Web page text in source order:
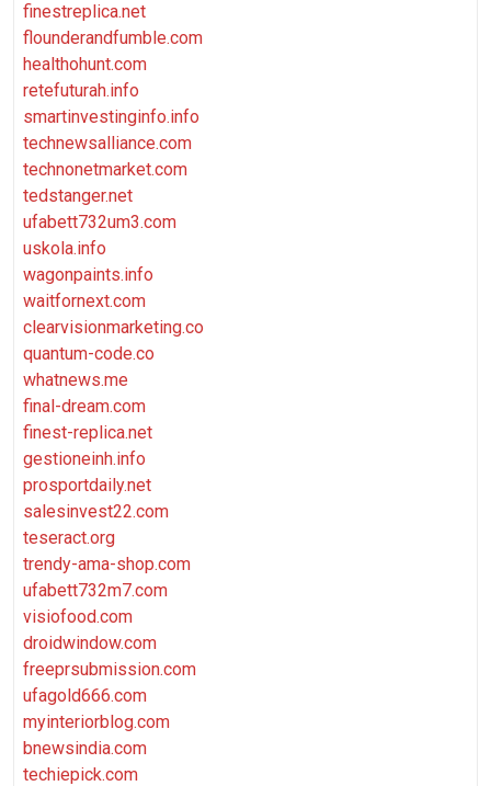
finestreplica.net
flounderandfumble.com
healthohunt.com
retefuturah.info
smartinvestinginfo.info
technewsalliance.com
technonetmarket.com
tedstanger.net
ufabett732um3.com
uskola.info
wagonpaints.info
waitfornext.com
clearvisionmarketing.co
quantum-code.co
whatnews.me
final-dream.com
finest-replica.net
gestioneinh.info
prosportdaily.net
salesinvest22.com
teseract.org
trendy-ama-shop.com
ufabett732m7.com
visiofood.com
droidwindow.com
freeprsubmission.com
ufagold666.com
myinteriorblog.com
bnewsindia.com
techiepick.com